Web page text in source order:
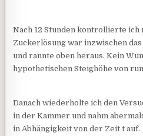
Nach 12 Stunden kontrollierte ich
Zuckerlösung war inzwischen
und rannte oben heraus. Kein
hypothetischen Steighöhe von
Danach wiederholte ich den
in der Kammer und nahm
in Abhängigkeit von der Zeit t auf.